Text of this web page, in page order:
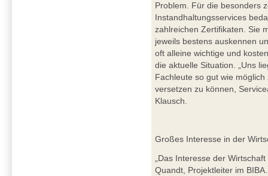
Problem. Für die besonders
Instandhaltungsservices
zahlreichen Zertifikaten. Sie
jeweils bestens auskennen
oft alleine wichtige und
die aktuelle Situation. „Uns
Fachleute so gut wie
versetzen zu können,
Klausch.
Großes Interesse in der
„Das Interesse der
Quandt, Projektleiter im